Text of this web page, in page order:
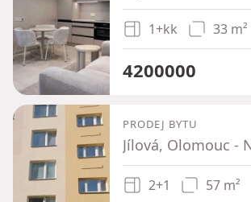
1+kk 33 m²
4200000
PRODEJ BYTU
2+1 57 m²